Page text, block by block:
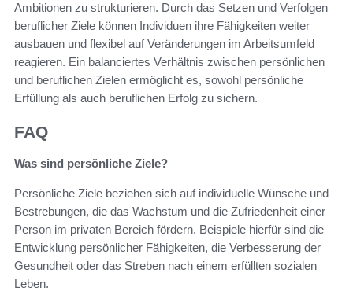
Ambitionen zu strukturieren. Durch das Setzen und Verfolgen
beruflicher Ziele können Individuen ihre Fähigkeiten weiter
ausbauen und flexibel auf Veränderungen im Arbeitsumfeld
reagieren. Ein balanciertes Verhältnis zwischen persönlichen
und beruflichen Zielen ermöglicht es, sowohl persönliche
Erfüllung als auch beruflichen Erfolg zu sichern.
FAQ
Was sind persönliche Ziele?
Persönliche Ziele beziehen sich auf individuelle Wünsche und
Bestrebungen, die das Wachstum und die Zufriedenheit einer
Person im privaten Bereich fördern. Beispiele hierfür sind die
Entwicklung persönlicher Fähigkeiten, die Verbesserung der
Gesundheit oder das Streben nach einem erfüllten sozialen
Leben.